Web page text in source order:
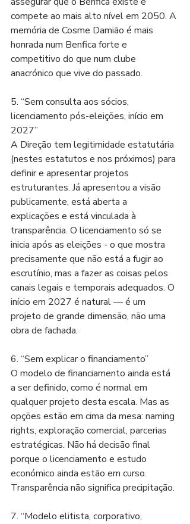
compete ao mais alto nível em 2050. A
memória de Cosme Damião é mais
honrada num Benfica forte e
competitivo do que num clube
anacrónico que vive do passado.
5. “Sem consulta aos sócios,
licenciamento pós-eleições, início em
2027”
A Direção tem legitimidade estatutária
(nestes estatutos e nos próximos) para
definir e apresentar projetos
estruturantes. Já apresentou a visão
publicamente, está aberta a
explicações e está vinculada à
transparência. O licenciamento só se
inicia após as eleições - o que mostra
precisamente que não está a fugir ao
escrutínio, mas a fazer as coisas pelos
canais legais e temporais adequados. O
início em 2027 é natural — é um
projeto de grande dimensão, não uma
obra de fachada.
6. “Sem explicar o financiamento”
O modelo de financiamento ainda está
a ser definido, como é normal em
qualquer projeto desta escala. Mas as
opções estão em cima da mesa: naming
rights, exploração comercial, parcerias
estratégicas. Não há decisão final
porque o licenciamento e estudo
económico ainda estão em curso.
Transparência não significa precipitação.
7. “Modelo elitista, corporativo,